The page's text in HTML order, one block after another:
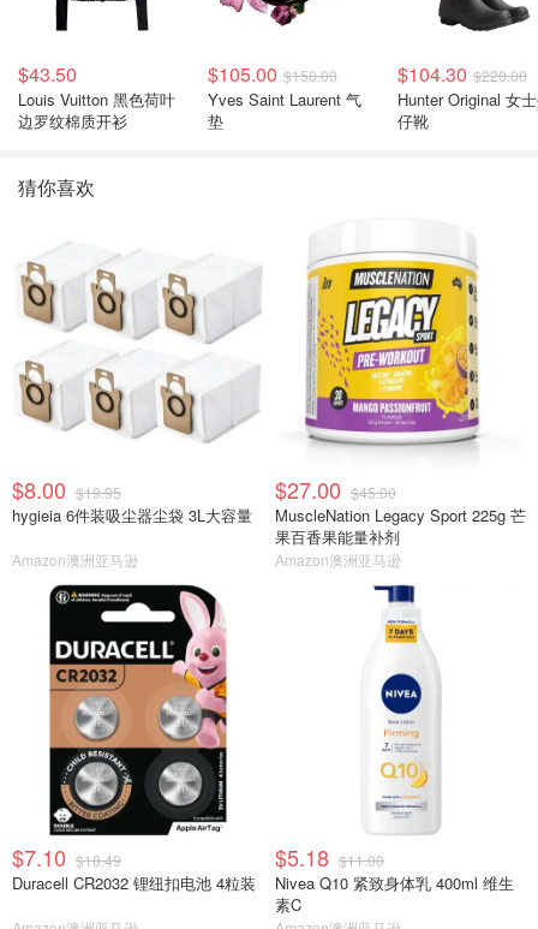
$43.50
Louis Vuitton 黑色荷叶
边罗纹棉质开衫
$105.00 $150.00
Yves Saint Laurent 气
垫
$104.30 $220.00
Hunter Original 女士牛
仔靴
猜你喜欢
$8.00 $19.95
hygieia 6件装吸尘器尘袋 3L大容量
Amazon澳洲亚马逊
$27.00 $45.00
MuscleNation Legacy Sport 225g 芒
果百香果能量补剂
Amazon澳洲亚马逊
$7.10 $18.49
Duracell CR2032 锂纽扣电池 4粒装
$5.18 $11.00
Nivea Q10 紧致身体乳 400ml 维生
素C